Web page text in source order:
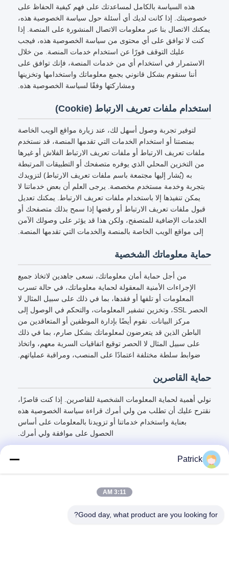
هذه السياسة بالكامل لمساعدتك على فهم كيفية الحفاظ على
خصوصيتك. إذا كانت لديك أي أسئلة حول سياسة الخصوصية هذه،
يمكنك الاتصال بنا عبر معلومات الاتصال المنشورة على المنصة. إذا
كنت لا توافق على أي محتوى من سياسة الخصوصية هذه، فيجب
عليك التوقف فورًا عن استخدام خدمات المنصة. من خلال
الاستمرار في استخدام أي من خدمات المنصة، فإنك توافق على
أننا سنقوم بشكل قانوني بجمع معلوماتك واستخدامها وتخزينها
ومشاركتها وفقًا لسياسة الخصوصية هذه.
استخدام ملفات تعريف الارتباط (Cookie)
لتوفير تجربة وصول أسهل لك، عند زيارة مواقع الويب الخاصة
بمنصتنا أو استخدام الخدمات التي تقدمها المنصة، قد نستخدم
ملفات تعريف الارتباط أو ملفات تعريف الارتباط الفلاش أو غيرها
من التخزين المحلي الذي يوفره متصفحك أو التطبيقات المرتبطة
به (يُشار إليها مجتمعة باسم ملفات تعريف الارتباط) لتزويدك
بتجربة وخدمة مستخدم مخصصة. يرجى العلم أن بعض خدماتنا لا
يمكن تنفيذها إلا باستخدام ملفات تعريف الارتباط. يمكنك تعديل
قبول ملفات تعريف الارتباط أو رفضها إذا سمح بذلك متصفحك أو
الخدمات الإضافية للمتصفح، ولكن هذا قد يؤثر على وصولك الآمن
إلى مواقع الويب الخاصة بالمنصة والخدمات التي تقدمها المنصة.
حماية معلوماتك الشخصية
من أجل حماية أمان معلوماتك، نسعى جاهدين لاتخاذ جميع
الإجراءات الأمنية المعقولة لحماية معلوماتك، في حالة تسرب
المعلومات أو تلفها أو فقدها، بما في ذلك على سبيل المثال لا
الحصر SSL، وتخزين تشفير المعلومات، والتحكم في الوصول إلى
مركز البيانات. نقوم أيضًا بإدارة الموظفين أو المتعاقدين من
الباطن الذين قد يتعرضون لمعلوماتك بشكل صارم، بما في ذلك
على سبيل المثال لا الحصر توقيع اتفاقيات السرية معهم، واتخاذ
ضوابط سلطة مختلفة اعتمادًا على المنصب، ومراقبة عملياتهم.
حماية القاصرين
نولي أهمية لحماية المعلومات الشخصية للقاصرين. إذا كنت قاصرًا،
نقترح عليك أن تطلب من ولي أمرك قراءة سياسة الخصوصية هذه
بعناية واستخدام خدماتنا أو تزويدنا بالمعلومات على أساس
الحصول على موافقة ولي أمرك.
Patrick
3:11 AM
Good day, what product are you looking for?